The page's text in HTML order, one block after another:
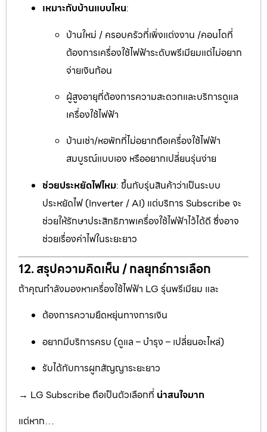
เหมาะกับบ้านแบบไหน:
บ้านใหม่ / ครอบครัวที่เพิ่งแต่งงาน /คอนโดที่
ต้องการเครื่องใช้ไฟฟ้าระดับพรีเมียมแต่ไม่อยาก
จ่ายเงินก้อน
ผู้สูงอายุที่ต้องการความสะดวกและบริการดูแล
เครื่องใช้ไฟฟ้า
บ้านเช่า/หอพักที่ไม่อยากถือเครื่องใช้ไฟฟ้า
สมบูรณ์แบบเอง หรืออยากเปลี่ยนรุ่นง่าย
ช่วยประหยัดไฟไหม: ขึ้นกับรุ่นสินค้าว่าเป็นระบบ
ประหยัดไฟ (Inverter / AI) แต่บริการ Subscribe จะ
ช่วยให้รักษาประสิทธิภาพเครื่องใช้ไฟฟ้าไว้ได้ดี ซึ่งอาจ
ช่วยเรื่องค่าไฟในระยะยาว
12. สรุปความคิดเห็น / กลยุทธ์การเลือก
ถ้าคุณกำลังมองหาเครื่องใช้ไฟฟ้า LG รุ่นพรีเมียม และ
ต้องการความยืดหยุ่นทางการเงิน
อยากมีบริการครบ (ดูแล – บำรุง – เปลี่ยนอะไหล่)
รับได้กับการผูกสัญญาระยะยาว
→ LG Subscribe ถือเป็นตัวเลือกที่ น่าสนใจมาก
แต่หาก…